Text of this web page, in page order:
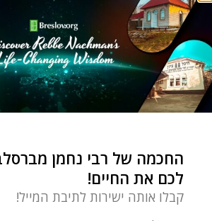
החכמה של רבי נחמן
לכם את החיים!
קבלו אותה ישירות לתיבת המייל!